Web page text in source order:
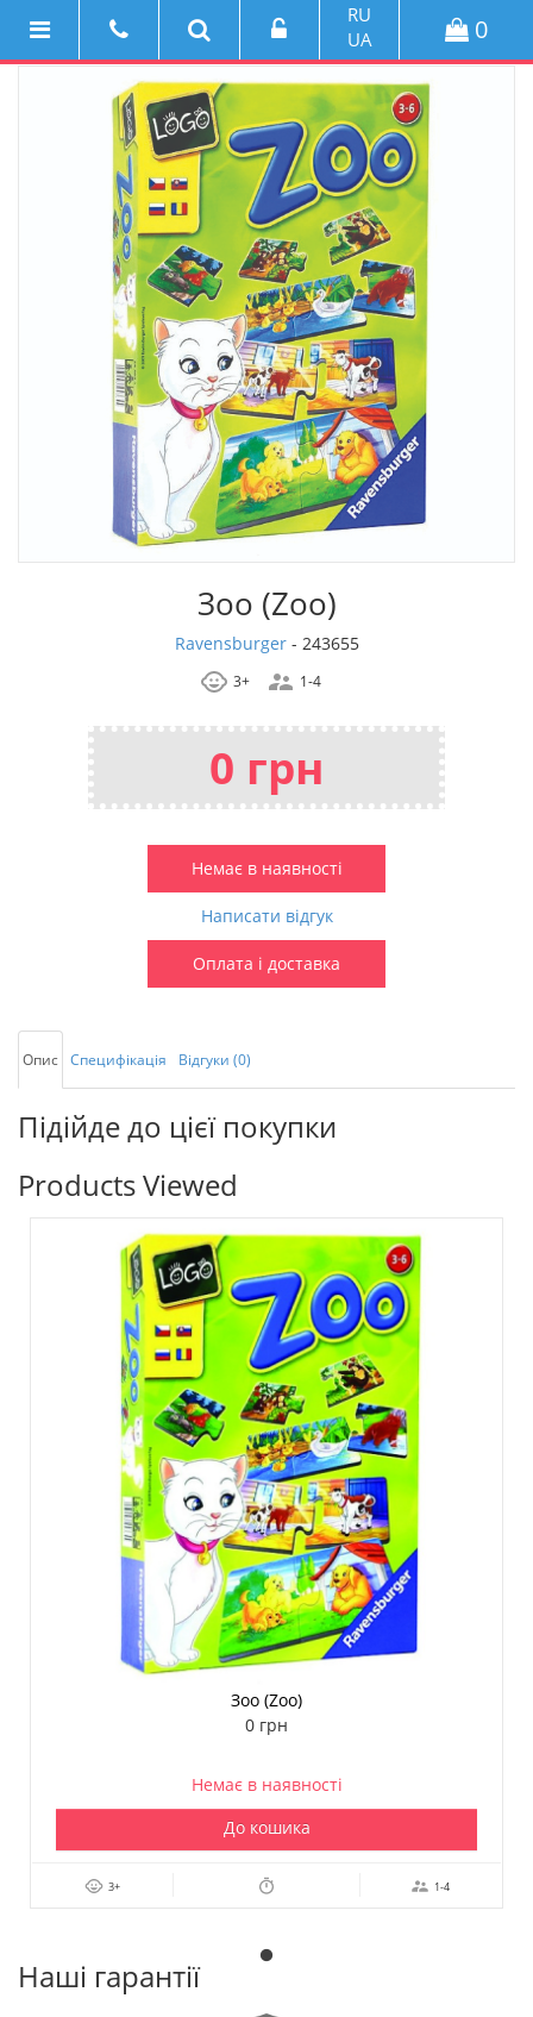
RU
UA
0
Зоо (Zoo)
Ravensburger - 243655
3+ 1-4
0 грн
Немає в наявності
Написати відгук
Оплата і доставка
Опис Специфікація Відгуки (0)
Підійде до цієї покупки
Products Viewed
Зоо (Zoo)
0 грн
Немає в наявності
До кошика
3+ 1-4
Наші гарантії